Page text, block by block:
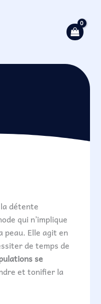
détente
qui n’implique
Elle agit en
de temps de
se
et tonifier la